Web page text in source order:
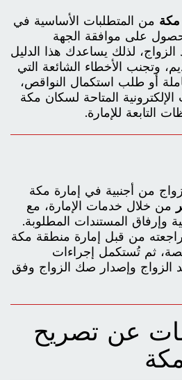
مكة من المتطلبات الأساسية في
على موافقة الجهة
لذلك يساعدك هذا الدليل
وتجنب الأخطاء الشائعة التي
أو طلب استكمال النواقص،
المتاحة لسكان مكة
التابعة للإمارة.
من أجنبية في إمارة مكة
من خلال خدمات الإمارة، مع
وإرفاق المستندات المطلوبة.
من قبل إمارة منطقة مكة
ثم تُستكمل إجراءات
الزواج وإصدار صك الزواج وفق
عن تصريح